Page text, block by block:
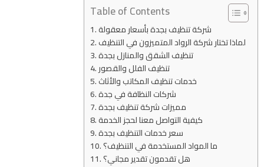
Table of Contents
شركة تنظيف بجدة بأسعار معقولة
لماذا تختار شركة الرواد المتميزون في التنظيف
تنظيف الشقق والمنازل بجدة
تنظيف الفلل والقصور
خدمات تنظيف المكاتب والأثاث
شركات النظافة في جدة
مميزات شركة تنظيف بجدة
كيفية التواصل معنا لحجز الخدمة
سعر خدمات التنظيف بجدة
ما المواد المستخدمة في التنظيف؟
هل تقدمون تقدير مجاني؟